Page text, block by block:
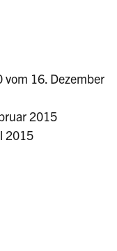
vom 16. Dezember
2015
2015